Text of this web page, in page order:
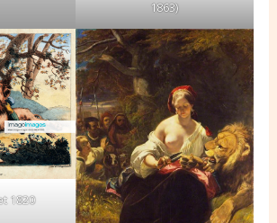
1863)
1820